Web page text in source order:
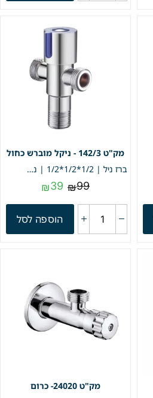
142/3 - ניקל מוברש כחול
ברז ניל | 1/2*1/2*1/2 | ניקל מוברש- כחול | מק"ט 142/3
₪99
₪39
הוספה לסל
24020- כרום